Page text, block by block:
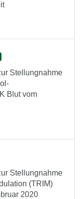
Stellungnahme
Blut vom
Stellungnahme
(TRIM)
2020